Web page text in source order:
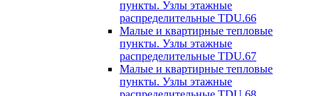
пункты. Узлы этажные
распределительные TDU.66
Малые и квартирные тепловые
пункты. Узлы этажные
распределительные TDU.67
Малые и квартирные тепловые
пункты. Узлы этажные